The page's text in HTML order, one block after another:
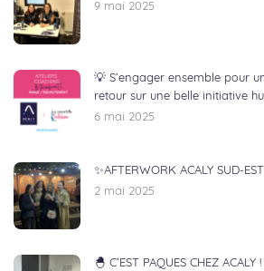
9 mai 2025
💡 S’engager ensemble pour
retour sur une belle initiative
6 mai 2025
✨AFTERWORK ACALY SUD-
2 mai 2025
🐣 C’EST PAQUES CHEZ ACALY